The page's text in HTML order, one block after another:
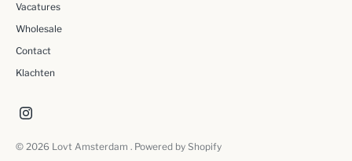
Vacatures
Wholesale
Contact
Klachten
© 2026 Lovt Amsterdam . Powered by Shopify